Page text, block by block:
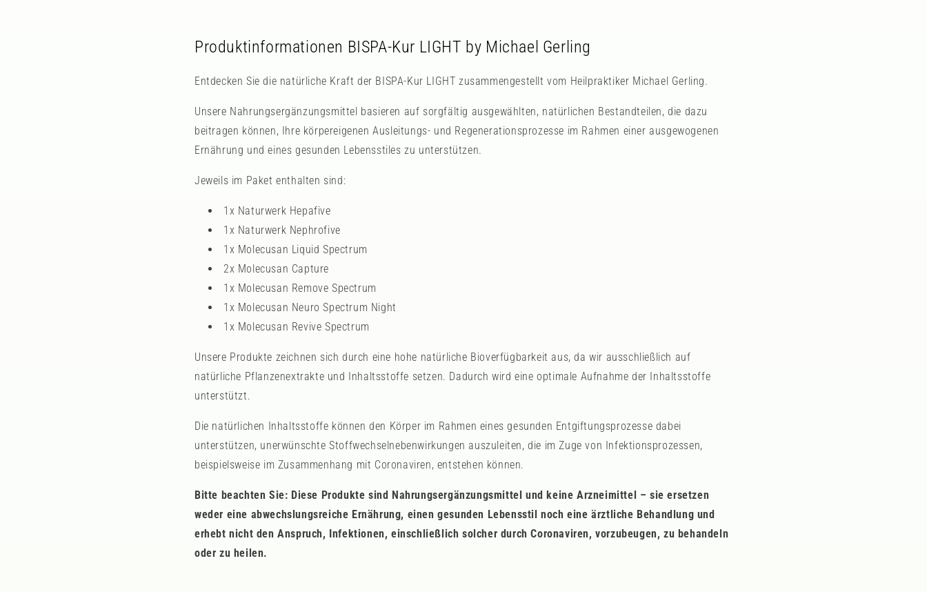
Produktinformationen BISPA-Kur LIGHT by Michael Gerling
Entdecken Sie die natürliche Kraft der BISPA-Kur LIGHT zusammengestellt vom Heilpraktiker Michael Gerling.
Unsere Nahrungsergänzungsmittel basieren auf sorgfältig ausgewählten, natürlichen Bestandteilen, die dazu
beitragen können, Ihre körpereigenen Ausleitungs- und Regenerationsprozesse im Rahmen einer ausgewogenen
Ernährung und eines gesunden Lebensstiles zu unterstützen.
Jeweils im Paket enthalten sind:
1x Naturwerk Hepafive
1x Naturwerk Nephrofive
1x Molecusan Liquid Spectrum
2x Molecusan Capture
1x Molecusan Remove Spectrum
1x Molecusan Neuro Spectrum Night
1x Molecusan Revive Spectrum
Unsere Produkte zeichnen sich durch eine hohe natürliche Bioverfügbarkeit aus, da wir ausschließlich auf
natürliche Pflanzenextrakte und Inhaltsstoffe setzen. Dadurch wird eine optimale Aufnahme der Inhaltsstoffe
unterstützt.
Die natürlichen Inhaltsstoffe können den Körper im Rahmen eines gesunden Entgiftungsprozesse dabei
unterstützen, unerwünschte Stoffwechselnebenwirkungen auszuleiten, die im Zuge von Infektionsprozessen,
beispielsweise im Zusammenhang mit Coronaviren, entstehen können.
Bitte beachten Sie: Diese Produkte sind Nahrungsergänzungsmittel und keine Arzneimittel – sie ersetzen
weder eine abwechslungsreiche Ernährung, einen gesunden Lebensstil noch eine ärztliche Behandlung und
erhebt nicht den Anspruch, Infektionen, einschließlich solcher durch Coronaviren, vorzubeugen, zu behandeln
oder zu heilen.